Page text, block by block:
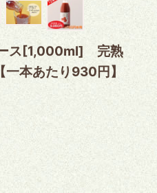
ース[1,000ml] 完熟
本あたり930円】